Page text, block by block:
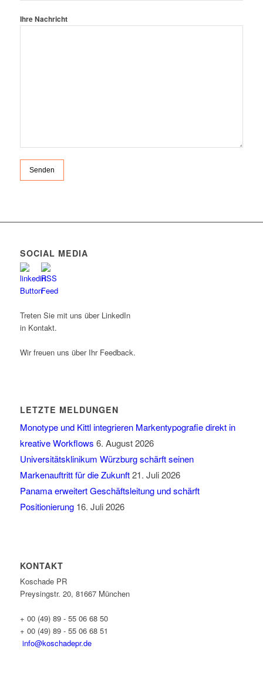
Ihre Nachricht
SOCIAL MEDIA
Treten Sie mit uns über LinkedIn
in Kontakt.
Wir freuen uns über Ihr Feedback.
LETZTE MELDUNGEN
Monotype und Kittl integrieren Markentypografie direkt in
kreative Workflows 6. August 2026
Universitätsklinikum Würzburg schärft seinen
Markenauftritt für die Zukunft 21. Juli 2026
Panama erweitert Geschäftsleitung und schärft
Positionierung 16. Juli 2026
KONTAKT
Koschade PR
Preysingstr. 20, 81667 München
+ 00 (49) 89 - 55 06 68 50
+ 00 (49) 89 - 55 06 68 51
info@koschadepr.de